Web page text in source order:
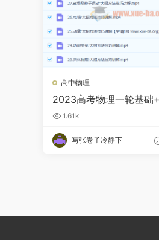
高中物理
2023高考物理一轮基础
班直播 王羽 更新29讲
1.61k
写张卷子冷静下